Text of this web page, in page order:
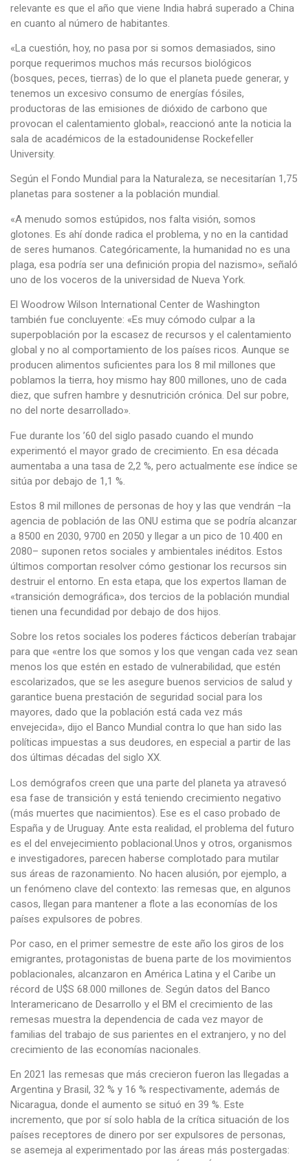
relevante es que el año que viene India habrá superado a China
en cuanto al número de habitantes.
«La cuestión, hoy, no pasa por si somos demasiados, sino
porque requerimos muchos más recursos biológicos
(bosques, peces, tierras) de lo que el planeta puede generar, y
tenemos un excesivo consumo de energías fósiles,
productoras de las emisiones de dióxido de carbono que
provocan el calentamiento global», reaccionó ante la noticia la
sala de académicos de la estadounidense Rockefeller
University.
Según el Fondo Mundial para la Naturaleza, se necesitarían 1,75
planetas para sostener a la población mundial.
«A menudo somos estúpidos, nos falta visión, somos
glotones. Es ahí donde radica el problema, y no en la cantidad
de seres humanos. Categóricamente, la humanidad no es una
plaga, esa podría ser una definición propia del nazismo», señaló
uno de los voceros de la universidad de Nueva York.
El Woodrow Wilson International Center de Washington
también fue concluyente: «Es muy cómodo culpar a la
superpoblación por la escasez de recursos y el calentamiento
global y no al comportamiento de los países ricos. Aunque se
producen alimentos suficientes para los 8 mil millones que
poblamos la tierra, hoy mismo hay 800 millones, uno de cada
diez, que sufren hambre y desnutrición crónica. Del sur pobre,
no del norte desarrollado».
Fue durante los ’60 del siglo pasado cuando el mundo
experimentó el mayor grado de crecimiento. En esa década
aumentaba a una tasa de 2,2 %, pero actualmente ese índice se
sitúa por debajo de 1,1 %.
Estos 8 mil millones de personas de hoy y las que vendrán –la
agencia de población de las ONU estima que se podría alcanzar
a 8500 en 2030, 9700 en 2050 y llegar a un pico de 10.400 en
2080– suponen retos sociales y ambientales inéditos. Estos
últimos comportan resolver cómo gestionar los recursos sin
destruir el entorno. En esta etapa, que los expertos llaman de
«transición demográfica», dos tercios de la población mundial
tienen una fecundidad por debajo de dos hijos.
Sobre los retos sociales los poderes fácticos deberían trabajar
para que «entre los que somos y los que vengan cada vez sean
menos los que estén en estado de vulnerabilidad, que estén
escolarizados, que se les asegure buenos servicios de salud y
garantice buena prestación de seguridad social para los
mayores, dado que la población está cada vez más
envejecida», dijo el Banco Mundial contra lo que han sido las
políticas impuestas a sus deudores, en especial a partir de las
dos últimas décadas del siglo XX.
Los demógrafos creen que una parte del planeta ya atravesó
esa fase de transición y está teniendo crecimiento negativo
(más muertes que nacimientos). Ese es el caso probado de
España y de Uruguay. Ante esta realidad, el problema del futuro
es el del envejecimiento poblacional.Unos y otros, organismos
e investigadores, parecen haberse complotado para mutilar
sus áreas de razonamiento. No hacen alusión, por ejemplo, a
un fenómeno clave del contexto: las remesas que, en algunos
casos, llegan para mantener a flote a las economías de los
países expulsores de pobres.
Por caso, en el primer semestre de este año los giros de los
emigrantes, protagonistas de buena parte de los movimientos
poblacionales, alcanzaron en América Latina y el Caribe un
récord de U$S 68.000 millones de. Según datos del Banco
Interamericano de Desarrollo y el BM el crecimiento de las
remesas muestra la dependencia de cada vez mayor de
familias del trabajo de sus parientes en el extranjero, y no del
crecimiento de las economías nacionales.
En 2021 las remesas que más crecieron fueron las llegadas a
Argentina y Brasil, 32 % y 16 % respectivamente, además de
Nicaragua, donde el aumento se situó en 39 %. Este
incremento, que por sí solo habla de la crítica situación de los
países receptores de dinero por ser expulsores de personas,
se asemeja al experimentado por las áreas más postergadas: